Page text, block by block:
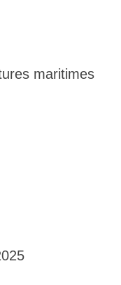
maritimes